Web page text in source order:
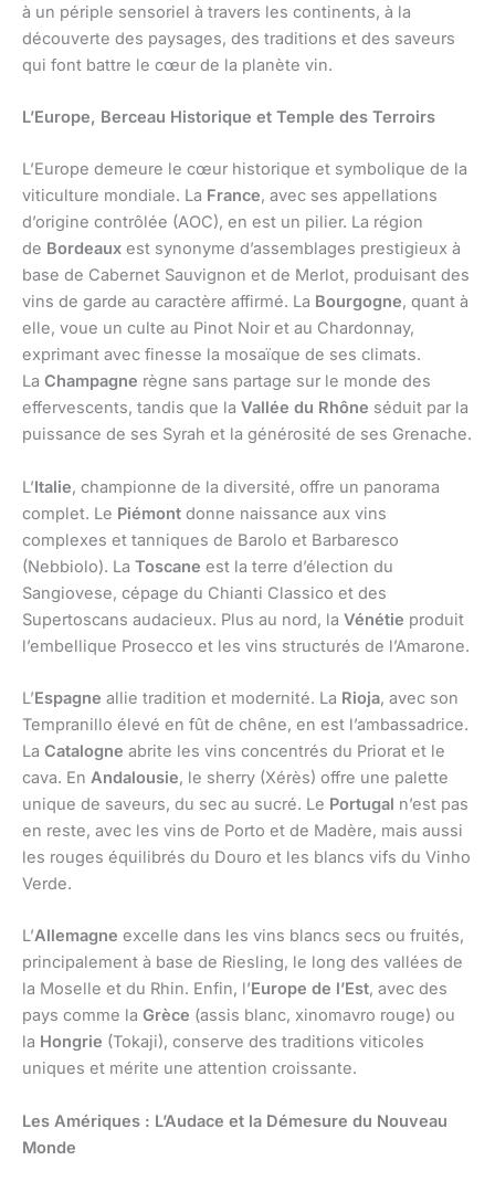
à un périple sensoriel à travers les continents, à la
découverte des paysages, des traditions et des saveurs
qui font battre le cœur de la planète vin.
L’Europe, Berceau Historique et Temple des Terroirs
L’Europe demeure le cœur historique et symbolique de la
viticulture mondiale. La France, avec ses appellations
d’origine contrôlée (AOC), en est un pilier. La région
de Bordeaux est synonyme d’assemblages prestigieux à
base de Cabernet Sauvignon et de Merlot, produisant des
vins de garde au caractère affirmé. La Bourgogne, quant à
elle, voue un culte au Pinot Noir et au Chardonnay,
exprimant avec finesse la mosaïque de ses climats.
La Champagne règne sans partage sur le monde des
effervescents, tandis que la Vallée du Rhône séduit par la
puissance de ses Syrah et la générosité de ses Grenache.
L’Italie, championne de la diversité, offre un panorama
complet. Le Piémont donne naissance aux vins
complexes et tanniques de Barolo et Barbaresco
(Nebbiolo). La Toscane est la terre d’élection du
Sangiovese, cépage du Chianti Classico et des
Supertoscans audacieux. Plus au nord, la Vénétie produit
l’embellique Prosecco et les vins structurés de l’Amarone.
L’Espagne allie tradition et modernité. La Rioja, avec son
Tempranillo élevé en fût de chêne, en est l’ambassadrice.
La Catalogne abrite les vins concentrés du Priorat et le
cava. En Andalousie, le sherry (Xérès) offre une palette
unique de saveurs, du sec au sucré. Le Portugal n’est pas
en reste, avec les vins de Porto et de Madère, mais aussi
les rouges équilibrés du Douro et les blancs vifs du Vinho
Verde.
L’Allemagne excelle dans les vins blancs secs ou fruités,
principalement à base de Riesling, le long des vallées de
la Moselle et du Rhin. Enfin, l’Europe de l’Est, avec des
pays comme la Grèce (assis blanc, xinomavro rouge) ou
la Hongrie (Tokaji), conserve des traditions viticoles
uniques et mérite une attention croissante.
Les Amériques : L’Audace et la Démesure du Nouveau
Monde